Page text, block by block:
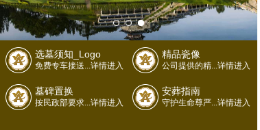
墓
缅怀
联系
选墓须知_Logo
免费专车接送...详情进入
精品瓷像
公司提供的精...详情进入
墓碑置换
按民政部要求...详情进入
安葬指南
守护生命尊严...详情进入